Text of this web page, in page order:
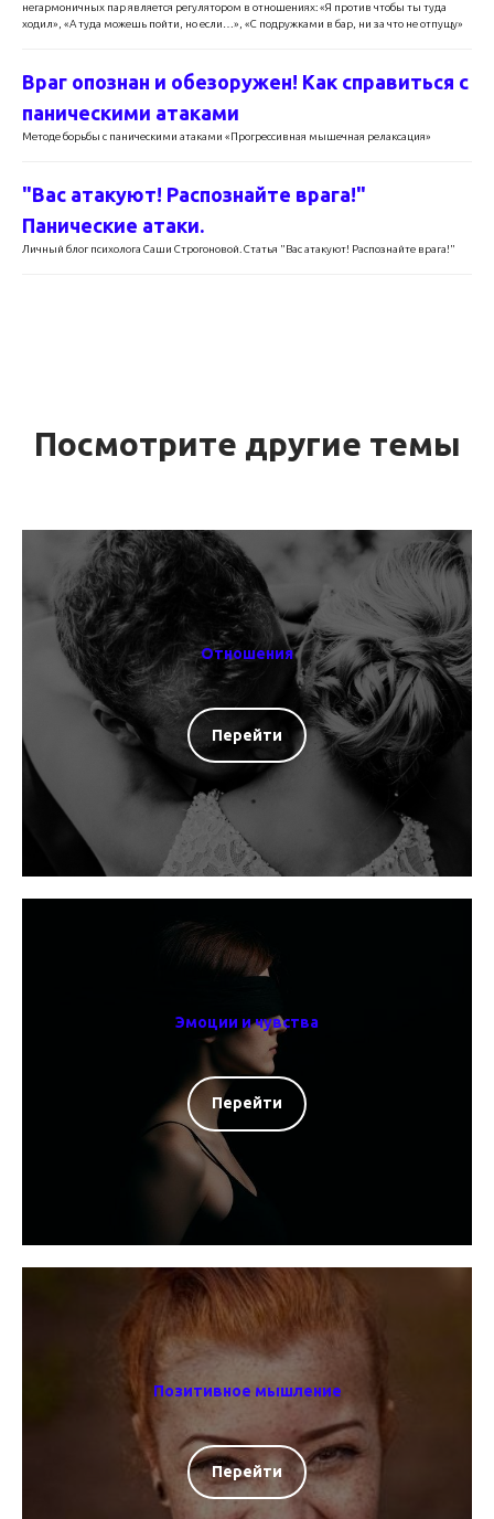
негармоничных пар является регулятором в отношениях: «Я против чтобы ты туда
ходил», «А туда можешь пойти, но если…», «С подружками в бар, ни за что не отпущу»
Враг опознан и обезоружен! Как справиться с
паническими атаками
Методе борьбы с паническими атаками «Прогрессивная мышечная релаксация»
"Вас атакуют! Распознайте врага!"
Панические атаки.
Личный блог психолога Саши Строгоновой. Статья "Вас атакуют! Распознайте врага!"
Посмотрите другие темы
Отношения
Перейти
Эмоции и чувства
Перейти
Позитивное мышление
Перейти